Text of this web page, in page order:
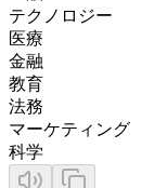
テクノロジー
医療
金融
教育
法務
マーケティング
科学